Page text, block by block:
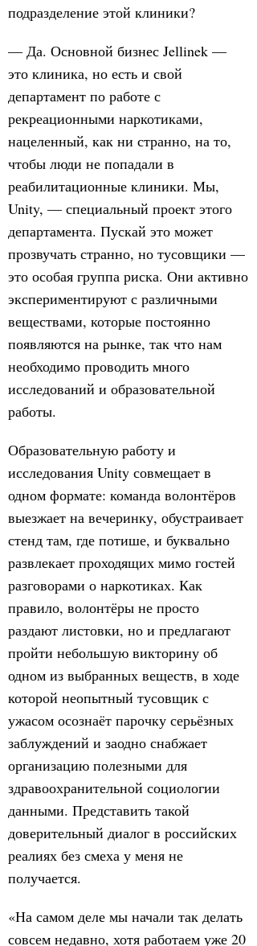
подразделение этой клиники?
— Да. Основной бизнес Jellinek —
это клиника, но есть и свой
департамент по работе с
рекреационными наркотиками,
нацеленный, как ни странно, на то,
чтобы люди не попадали в
реабилитационные клиники. Мы,
Unity, — специальный проект этого
департамента. Пускай это может
прозвучать странно, но тусовщики —
это особая группа риска. Они активно
экспериментируют с различными
веществами, которые постоянно
появляются на рынке, так что нам
необходимо проводить много
исследований и образовательной
работы.
Образовательную работу и
исследования Unity совмещает в
одном формате: команда волонтёров
выезжает на вечеринку, обустраивает
стенд там, где потише, и буквально
развлекает проходящих мимо гостей
разговорами о наркотиках. Как
правило, волонтёры не просто
раздают листовки, но и предлагают
пройти небольшую викторину об
одном из выбранных веществ, в ходе
которой неопытный тусовщик с
ужасом осознаёт парочку серьёзных
заблуждений и заодно снабжает
организацию полезными для
здравоохранительной социологии
данными. Представить такой
доверительный диалог в российских
реалиях без смеха у меня не
получается.
«На самом деле мы начали так делать
совсем недавно, хотя работаем уже 20